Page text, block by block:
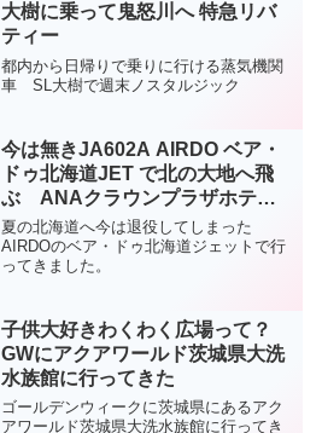
大樹に乗って鬼怒川へ 特急リバ
ティー
都内から日帰りで乗りに行ける蒸気機関
車 SL大樹で週末ノスタルジック
今は無きJA602A AIRDO ベア・
ドゥ北海道JET で北の大地へ飛
ぶ ANAクラウンプラザホテル
札幌
夏の北海道へ今は退役してしまった
AIRDOのベア・ドゥ北海道ジェットで行
ってきました。
子供大好きわくわく広場って？
GWにアクアワールド茨城県大洗
水族館に行ってきた
ゴールデンウィークに茨城県にあるアク
アワールド茨城県大洗水族館に行ってき